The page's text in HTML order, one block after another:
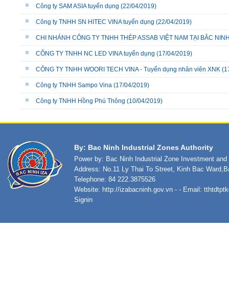
Công ty SAM ASIA tuyển dụng (22/04/2019)
Công ty TNHH SN HITEC VINA tuyển dụng (22/04/2019)
CHI NHÁNH CÔNG TY TNHH THÉP ASSAB VIỆT NAM TẠI BẮC
CÔNG TY TNHH NC LED VINA tuyển dụng (17/04/2019)
CÔNG TY TNHH WOORI TECH VINA - Tuyển dụng nhân viên XNK
Công ty TNHH Sampo Vina (17/04/2019)
Công ty TNHH Hồng Phú Thông (10/04/2019)
By: Bac Ninh Industrial Zones Authority
Power by: Bac Ninh Industrial Zone Investment
Address: No.11 Ly Thai To Street, Kinh Bac
Telephone: 84 222.3875526
Website: http://izabacninh.gov.vn - - Email:
Signin